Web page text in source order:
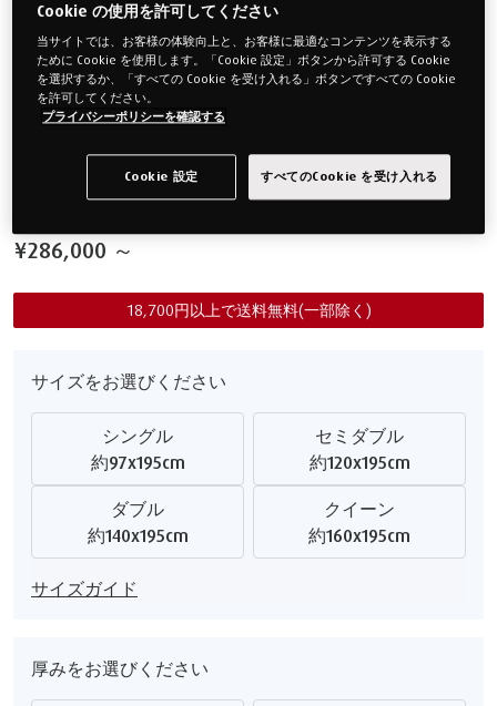
Q 506,000 → 522,500円
[プロプラス スマートクール 25cm]
S 286,000 → 302,500円
SD 330,000 → 346,500円
D 385,000 → 401,500円
価格改定製品一覧を見る >
¥286,000 ～
18,700円以上で送料無料(一部除く)
サイズをお選びください
シングル
約97x195cm
セミダブル
約120x195cm
ダブル
約140x195cm
クイーン
約160x195cm
サイズガイド
厚みをお選びください
Cookie の使用を許可してください
当サイトでは、お客様の体験向上と、お客様に最適なコンテンツを表示する
ために Cookie を使用します。「Cookie 設定」ボタンから許可する Cookie
を選択するか、「すべての Cookie を受け入れる」ボタンですべての Cookie
を許可してください。
プライバシーポリシーを確認する
Cookie 設定 すべてのCookie を受け入れる